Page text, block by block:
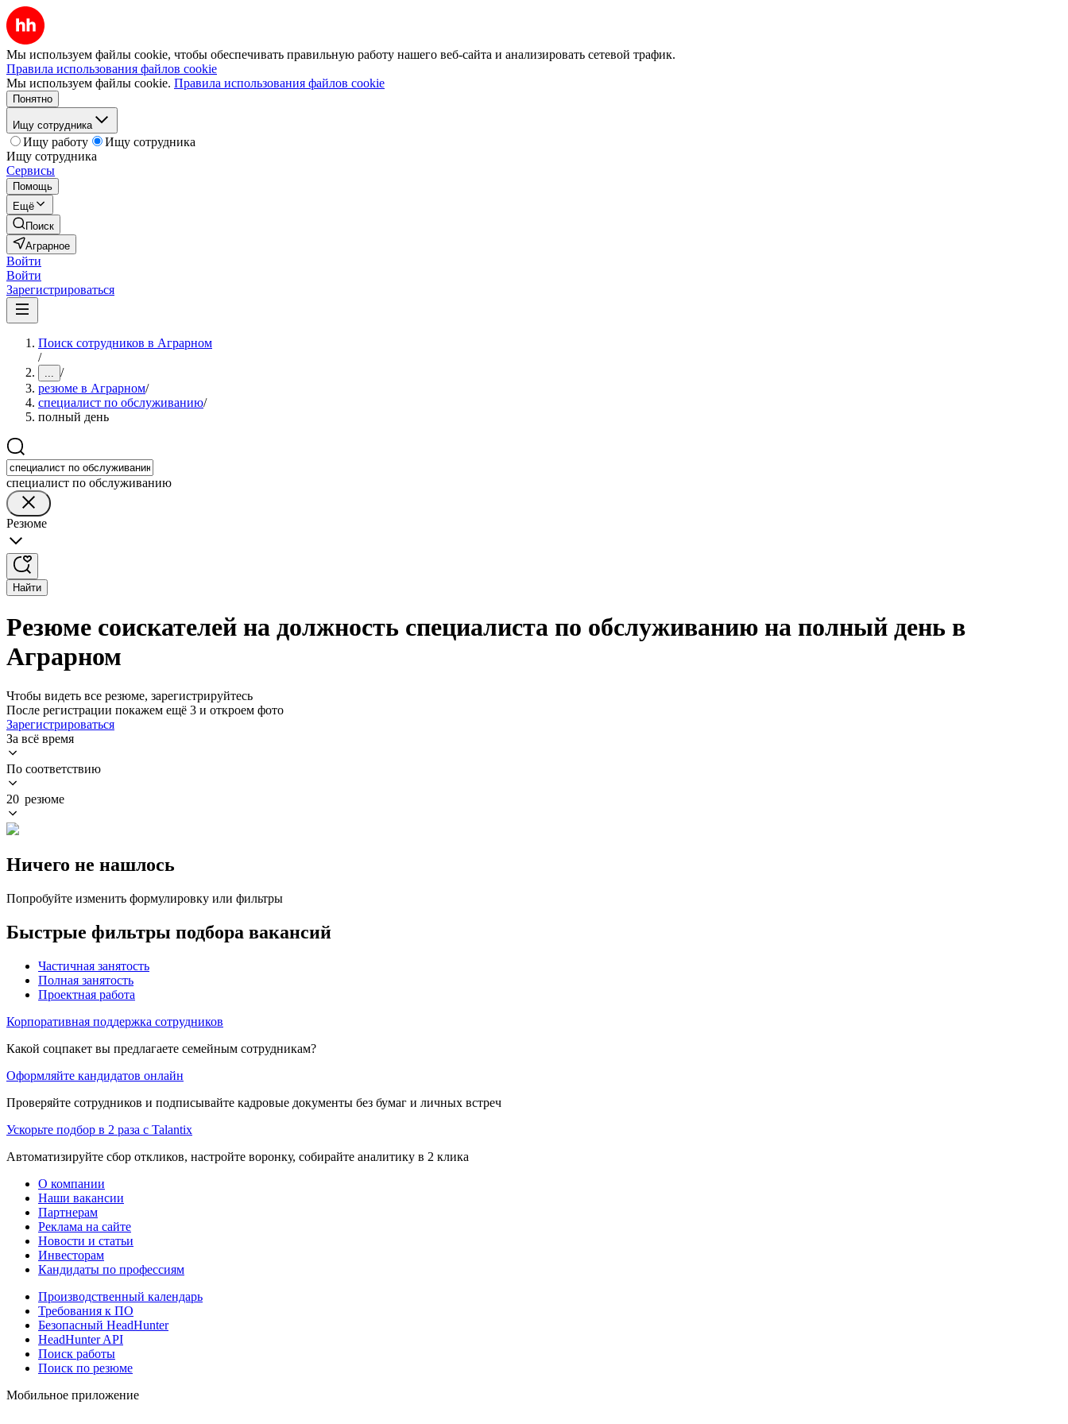
Мы используем файлы cookie, чтобы обеспечивать правильную работу нашего веб-сайта и анализировать сетевой трафик.
Правила использования файлов cookie
Мы используем файлы cookie. Правила использования файлов cookie
Понятно
Ищу сотрудника
Ищу работу
Ищу сотрудника
Ищу сотрудника
Сервисы
Помощь
Ещё
Поиск
Аграрное
Войти
Войти
Зарегистрироваться
Поиск сотрудников в Аграрном
/
... /
резюме в Аграрном/
специалист по обслуживанию/
полный день
специалист по обслуживанию
Резюме
Найти
Резюме соискателей на должность специалиста по обслуживанию на полный день в
Аграрном
Чтобы видеть все резюме, зарегистрируйтесь
После регистрации покажем ещё 3 и откроем фото
Зарегистрироваться
За всё время
По соответствию
20 резюме
Ничего не нашлось
Попробуйте изменить формулировку или фильтры
Быстрые фильтры подбора вакансий
Частичная занятость
Полная занятость
Проектная работа
Корпоративная поддержка сотрудников
Какой соцпакет вы предлагаете семейным сотрудникам?
Оформляйте кандидатов онлайн
Проверяйте сотрудников и подписывайте кадровые документы без бумаг и личных встреч
Ускорьте подбор в 2 раза с Talantix
Автоматизируйте сбор откликов, настройте воронку, собирайте аналитику в 2 клика
О компании
Наши вакансии
Партнерам
Реклама на сайте
Новости и статьи
Инвесторам
Кандидаты по профессиям
Производственный календарь
Требования к ПО
Безопасный HeadHunter
HeadHunter API
Поиск работы
Поиск по резюме
Мобильное приложение